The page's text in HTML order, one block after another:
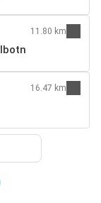
11.80 km
16.47 km